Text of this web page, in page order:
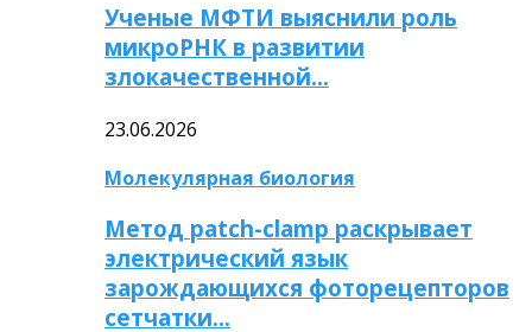
Ученые МФТИ выяснили роль
микроРНК в развитии
злокачественной…
23.06.2026
Молекулярная биология
Метод patch-clamp раскрывает
электрический язык
зарождающихся фоторецепторов
сетчатки…